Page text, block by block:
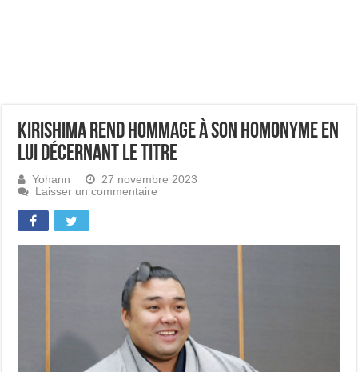
Kirishima rend hommage à son homonyme en
lui décernant le titre
Yohann
27 novembre 2023
Laisser un commentaire